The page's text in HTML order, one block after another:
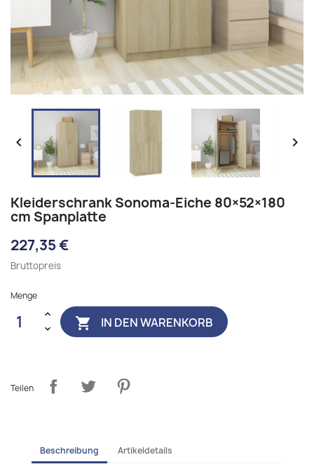
 
Kleiderschrank Sonoma-Eiche 80×52×180
cm Spanplatte
227,35 €
Bruttopreis
Menge
 IN DEN WARENKORB
Teilen
Beschreibung Artikeldetails